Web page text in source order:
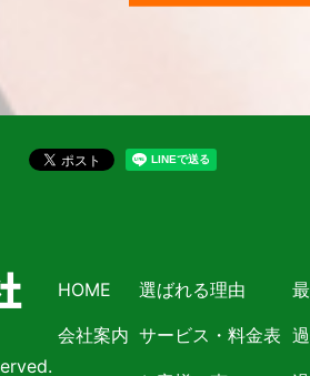
HOME
会社案内
選ばれる理由
サービス・料金表